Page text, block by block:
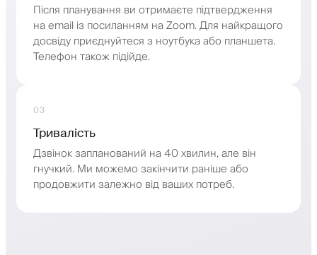
Після планування ви отримаєте підтвердження
на email із посиланням на Zoom. Для найкращого
досвіду приєднуйтеся з ноутбука або планшета.
Телефон також підійде.
03
Тривалість
Дзвінок запланований на 40 хвилин, але він
гнучкий. Ми можемо закінчити раніше або
продовжити залежно від ваших потреб.